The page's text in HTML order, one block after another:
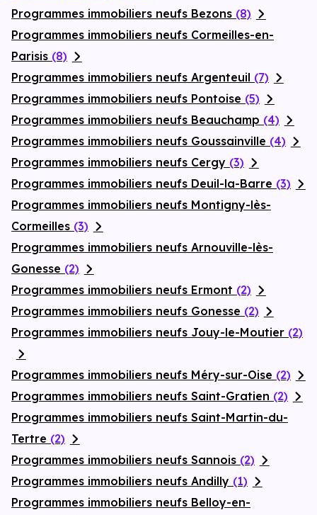
Programmes immobiliers neufs Bezons (8)
Programmes immobiliers neufs Cormeilles-en-
Parisis (8)
Programmes immobiliers neufs Argenteuil (7)
Programmes immobiliers neufs Pontoise (5)
Programmes immobiliers neufs Beauchamp (4)
Programmes immobiliers neufs Goussainville (4)
Programmes immobiliers neufs Cergy (3)
Programmes immobiliers neufs Deuil-la-Barre (3)
Programmes immobiliers neufs Montigny-lès-
Cormeilles (3)
Programmes immobiliers neufs Arnouville-lès-
Gonesse (2)
Programmes immobiliers neufs Ermont (2)
Programmes immobiliers neufs Gonesse (2)
Programmes immobiliers neufs Jouy-le-Moutier (2)
Programmes immobiliers neufs Méry-sur-Oise (2)
Programmes immobiliers neufs Saint-Gratien (2)
Programmes immobiliers neufs Saint-Martin-du-
Tertre (2)
Programmes immobiliers neufs Sannois (2)
Programmes immobiliers neufs Andilly (1)
Programmes immobiliers neufs Belloy-en-